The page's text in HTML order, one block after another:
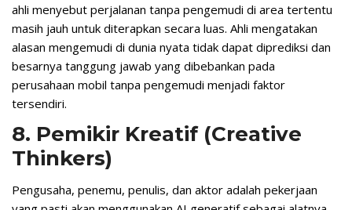
ahli menyebut perjalanan tanpa pengemudi di area tertentu
masih jauh untuk diterapkan secara luas. Ahli mengatakan
alasan mengemudi di dunia nyata tidak dapat diprediksi dan
besarnya tanggung jawab yang dibebankan pada
perusahaan mobil tanpa pengemudi menjadi faktor
tersendiri.
8. Pemikir Kreatif (Creative
Thinkers)
Pengusaha, penemu, penulis, dan aktor adalah pekerjaan